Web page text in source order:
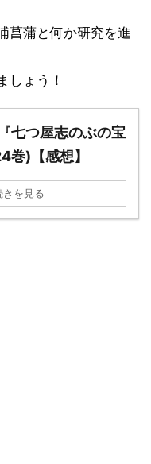
菖蒲と何か研究を進
しょう！
七つ屋志のぶの宝
)【感想】
きを見る